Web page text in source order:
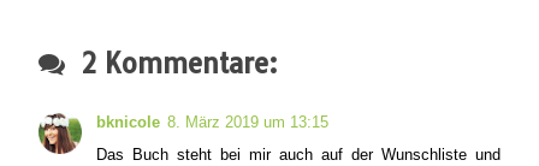
2 Kommentare:
bknicole 8. März 2019 um 13:15
Das Buch steht bei mir auch auf der Wunschliste und